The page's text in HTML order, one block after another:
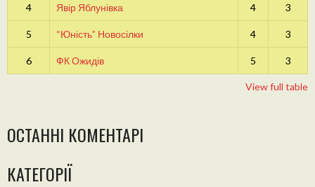
4 Явір Яблунівка 4 3
5 “Юність” Новосілки 4 3
6 ФК Ожидів 5 3
View full table
ОСТАННІ КОМЕНТАРІ
КАТЕГОРІЇ